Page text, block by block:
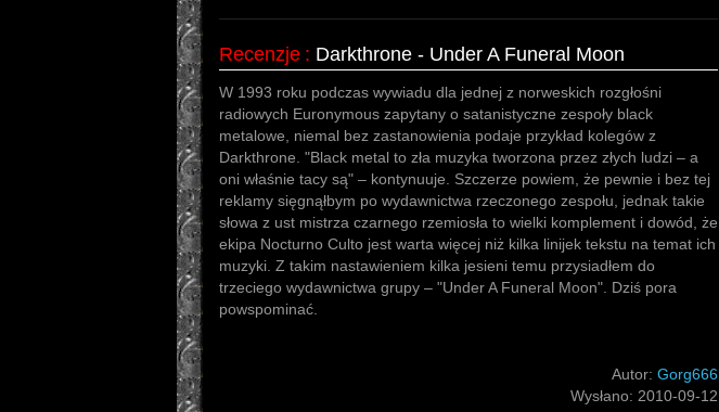
Recenzje : Darkthrone - Under A Funeral Moon
W 1993 roku podczas wywiadu dla jednej z norweskich rozgłośni
radiowych Euronymous zapytany o satanistyczne zespoły black
metalowe, niemal bez zastanowienia podaje przykład kolegów z
Darkthrone. "Black metal to zła muzyka tworzona przez złych ludzi – a
oni właśnie tacy są" – kontynuuje. Szczerze powiem, że pewnie i bez tej
reklamy sięgnąłbym po wydawnictwa rzeczonego zespołu, jednak takie
słowa z ust mistrza czarnego rzemiosła to wielki komplement i dowód, że
ekipa Nocturno Culto jest warta więcej niż kilka linijek tekstu na temat ich
muzyki. Z takim nastawieniem kilka jesieni temu przysiadłem do
trzeciego wydawnictwa grupy – "Under A Funeral Moon". Dziś pora
powspominać.
Autor: Gorg666
Wysłano: 2010-09-12